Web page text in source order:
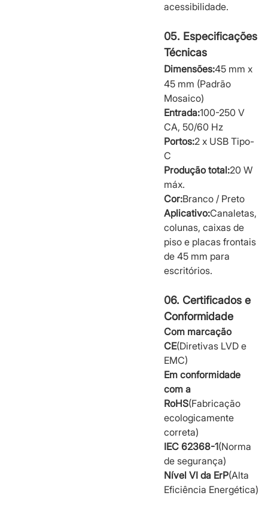
acessibilidade.
05. Especificações
Técnicas
Dimensões:45 mm x
45 mm (Padrão
Mosaico)
Entrada:100-250 V
CA, 50/60 Hz
Portos:2 x USB Tipo-
C
Produção total:20 W
máx.
Cor:Branco / Preto
Aplicativo:Canaletas,
colunas, caixas de
piso e placas frontais
de 45 mm para
escritórios.
06. Certificados e
Conformidade
Com marcação
CE(Diretivas LVD e
EMC)
Em conformidade
com a
RoHS(Fabricação
ecologicamente
correta)
IEC 62368-1(Norma
de segurança)
Nível VI da ErP(Alta
Eficiência Energética)